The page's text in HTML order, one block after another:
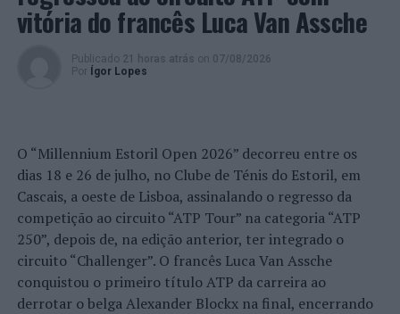
organizações empresariais e não governamentais para
discutir temas relevantes sobre a empregabilidade, a
perspetiva de carreira e os novos modelos de negócio.
ESCOLA DE ECONOMIA E GESTÃO
UNIVERSIDADE DO MINHO
Barcelos: Câmara garante redução de impostos
municipais
NÃO PERCA
Funchal: ISAL promove aula aberta sobre “Contrato(s) de
Trabalho”
vitória do francês Luca Van Assche
Publicado 21 horas atrás on 07/08/2026
Por
Ígor Lopes
O “Millennium Estoril Open 2026” decorreu entre os
dias 18 e 26 de julho, no Clube de Ténis do Estoril, em
Cascais, a oeste de Lisboa, assinalando o regresso da
competição ao circuito “ATP Tour” na categoria “ATP
250”, depois de, na edição anterior, ter integrado o
circuito “Challenger”. O francês Luca Van Assche
conquistou o primeiro título ATP da carreira ao
derrotar o belga Alexander Blockx na final, encerrando